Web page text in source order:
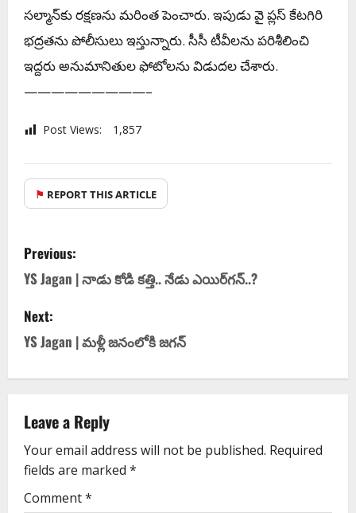
స‌ల్మాన్‌కు ర‌క్ష‌ణ‌ను మ‌రింత పెంచారు. ఇపుడు వై ప్ల‌స్ కేట‌గిరి
భ‌ద్ర‌త‌ను పోలీసులు ఇస్తున్నారు. సీసీ టీవీల‌ను ప‌రిశీలించి
ఇద్ద‌రు అనుమానితుల ఫోటోల‌ను విడుద‌ల చేశారు.
—————————–
Post Views: 1,857
⚑ REPORT THIS ARTICLE
Previous:
YS Jagan | నాడు కోడి క‌త్తి.. నేడు ఎయిర్‌గ‌న్‌..?
Next:
YS Jagan | మ‌ళ్లీ జ‌నంలోకి జ‌గ‌న్‌
Leave a Reply
Your email address will not be published. Required
fields are marked *
Comment*